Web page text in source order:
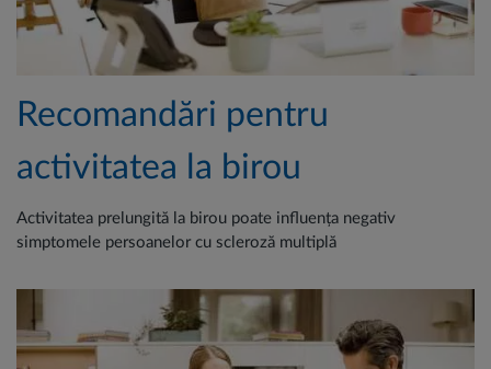
Recomandări pentru
activitatea la birou
Activitatea prelungită la birou poate influența negativ
simptomele persoanelor cu scleroză multiplă